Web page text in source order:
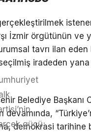
İzmir örgütünün ve
tavrı ilan
seçilmiş iradeden
Belediye Başkanı
devamında,
demokrasi tarihine
gücü;